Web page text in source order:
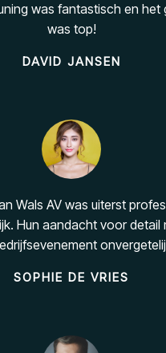
was fantastisch en het
was top!
DAVID JANSEN
Wals AV was uiterst
Hun aandacht voor detail
SOPHIE DE VRIES